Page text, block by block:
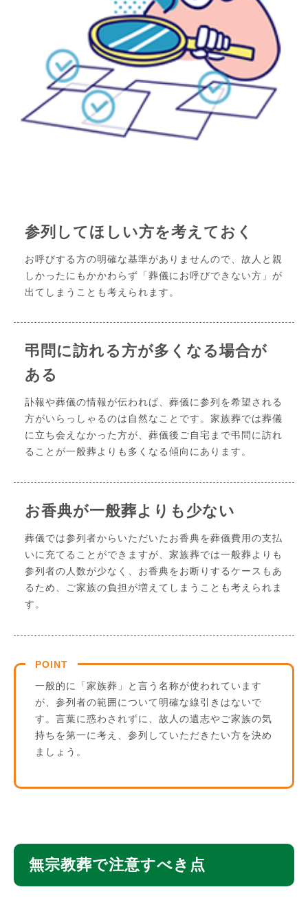
参列してほしい方を考えておく
お呼びする方の明確な基準がありませんので、故人と親
しかったにもかかわらず「葬儀にお呼びできない方」が
出てしまうことも考えられます。
弔問に訪れる方が多くなる場合が
ある
訃報や葬儀の情報が伝われば、葬儀に参列を希望される
方がいらっしゃるのは自然なことです。家族葬では葬儀
に立ち会えなかった方が、葬儀後ご自宅まで弔問に訪れ
ることが一般葬よりも多くなる傾向にあります。
お香典が一般葬よりも少ない
葬儀では参列者からいただいたお香典を葬儀費用の支払
いに充てることができますが、家族葬では一般葬よりも
参列者の人数が少なく、お香典をお断りするケースもあ
るため、ご家族の負担が増えてしまうことも考えられま
す。
POINT
一般的に「家族葬」と言う名称が使われています
が、参列者の範囲について明確な線引きはないで
す。言葉に惑わされずに、故人の遺志やご家族の気
持ちを第一に考え、参列していただきたい方を決め
ましょう。
無宗教葬で注意すべき点